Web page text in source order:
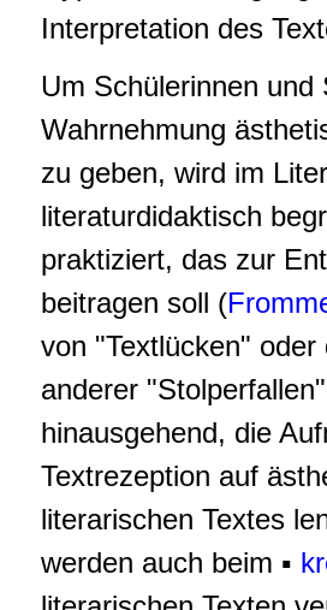
Interpretation des
Um Schülerinnen und
Wahrnehmung
zu geben, wird im
literaturdidaktisch
praktiziert, das zur
beitragen soll (
von "Textlücken"
anderer
hinausgehend, die
Textrezeption auf
literarischen Textes
werden auch beim ▪